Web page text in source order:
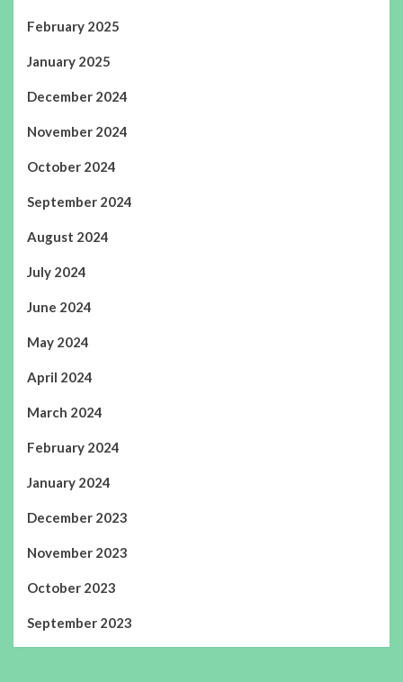
February 2025
January 2025
December 2024
November 2024
October 2024
September 2024
August 2024
July 2024
June 2024
May 2024
April 2024
March 2024
February 2024
January 2024
December 2023
November 2023
October 2023
September 2023